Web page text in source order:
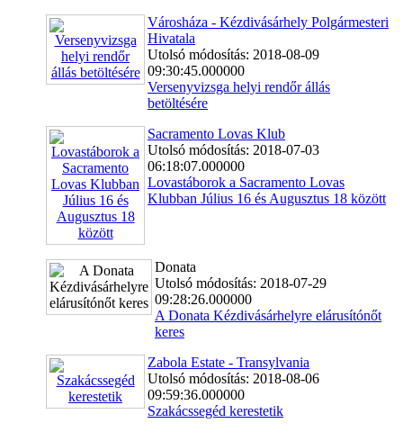
Városháza - Kézdivásárhely Polgármesteri
Hivatala
Utolsó módosítás: 2018-08-09
09:30:45.000000
Versenyvizsga helyi rendőr állás
betöltésére
Sacramento Lovas Klub
Utolsó módosítás: 2018-07-03
06:18:07.000000
Lovastáborok a Sacramento Lovas
Klubban Július 16 és Augusztus 18 között
Donata
Utolsó módosítás: 2018-07-29
09:28:26.000000
A Donata Kézdivásárhelyre elárusítónőt
keres
Zabola Estate - Transylvania
Utolsó módosítás: 2018-08-06
09:59:36.000000
Szakácssegéd kerestetik